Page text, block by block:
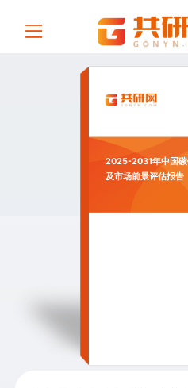
2025-2031年中国碳
及市场前景评估报告